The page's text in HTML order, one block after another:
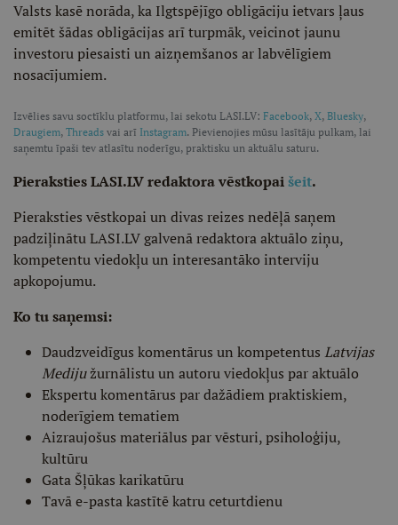
Valsts kasē norāda, ka Ilgtspējīgo obligāciju ietvars ļaus
emitēt šādas obligācijas arī turpmāk, veicinot jaunu
investoru piesaisti un aizņemšanos ar labvēlīgiem
nosacījumiem.
Izvēlies savu soctīklu platformu, lai sekotu LASI.LV: Facebook, X, Bluesky,
Draugiem, Threads vai arī Instagram. Pievienojies mūsu lasītāju pulkam, lai
saņemtu īpaši tev atlasītu noderīgu, praktisku un aktuālu saturu.
Pieraksties LASI.LV redaktora vēstkopaišeit.
Pieraksties vēstkopai un divas reizes nedēļā saņem
padziļinātu LASI.LV galvenā redaktora aktuālo ziņu,
kompetentu viedokļu un interesantāko interviju
apkopojumu.
Ko tu saņemsi:
Daudzveidīgus komentārus un kompetentus Latvijas
Medijužurnālistu un autoru viedokļus par aktuālo
Ekspertu komentārus par dažādiem praktiskiem,
noderīgiem tematiem
Aizraujošus materiālus par vēsturi, psiholoģiju,
kultūru
Gata Šļūkas karikatūru
Tavā e-pasta kastītē katru ceturtdienu